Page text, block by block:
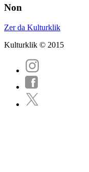
Non
Zer da Kulturklik
Kulturklik © 2015